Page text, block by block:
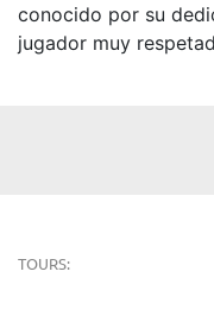
conocido por su
jugador muy
TOURS: